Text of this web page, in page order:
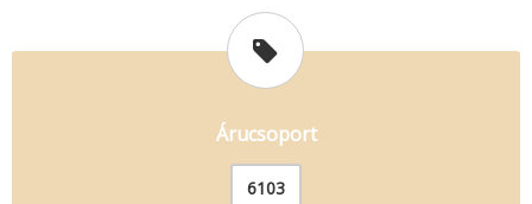
Árucsoport
6103